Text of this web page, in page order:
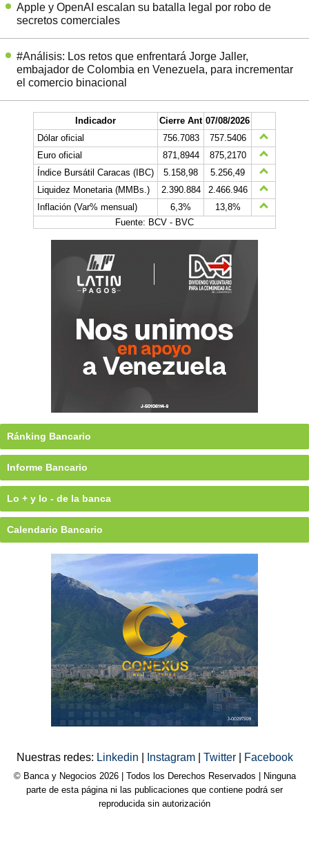
Apple y OpenAI escalan su batalla legal por robo de
secretos comerciales
#Análisis: Los retos que enfrentará Jorge Jaller,
embajador de Colombia en Venezuela, para incrementar
el comercio binacional
Indicador Cierre Ant 07/08/2026
Dólar oficial
756.7083
757.5406
Euro oficial
871,8944
875,2170
Índice Bursátil Caracas (IBC)
5.158,98
5.256,49
Liquidez Monetaria (MMBs.)
2.390.884
2.466.946
Inflación (Var% mensual)
6,3%
13,8%
Fuente: BCV - BVC
Ránking Bancario
Informe Bancario
Lo + y lo - de la banca
Calendario Bancario
Nuestras redes: Linkedin Instagram Twitter Facebook
© Banca y Negocios 2026 | Todos los Derechos Reservados | Ninguna
parte de esta página ni las publicaciones que contiene podrá ser
reproducida sin autorización